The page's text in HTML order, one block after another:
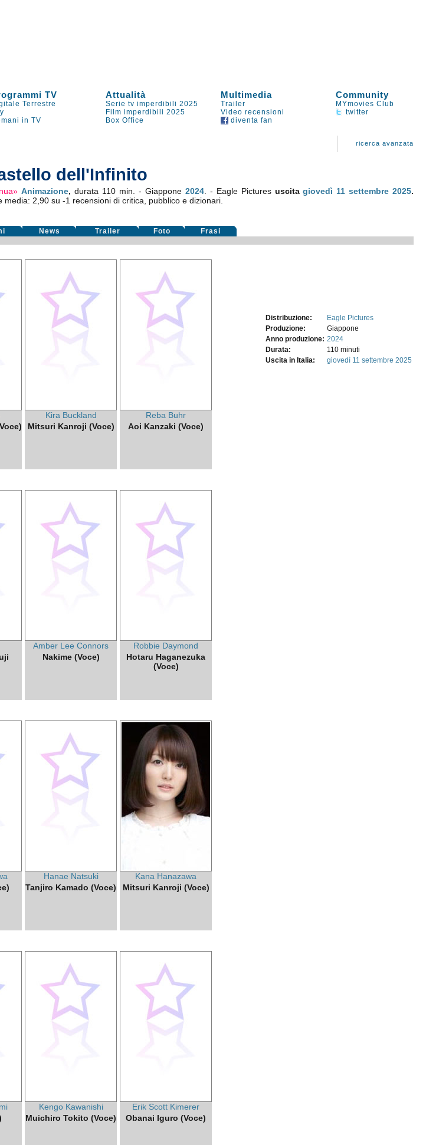
TV Attualità Multimedia Community
Terrestre Serie tv imperdibili 2025 Trailer
MYmovies Club
Film imperdibili 2025 Video recensioni
twitter
in TV Box Office diventa fan
ricerca avanzata
dell'Infinito
Animazione,durata 110 min. - Giappone 2024. - Eagle Pictures uscitagiovedì 11 settembre 2025.
media: 2,90 su -1 recensioni di critica, pubblico e dizionari.
News Trailer Foto Frasi
Distribuzione:
Eagle Pictures
Produzione:
Giappone
Anno produzione: 2024
Durata:
110 minuti
Uscita in Italia:
giovedì 11 settembre 2025
Kira Buckland
Mitsuri Kanroji (Voce)
Reba Buhr
Aoi Kanzaki (Voce)
Amber Lee Connors
Nakime (Voce)
Robbie Daymond
Hotaru Haganezuka
(Voce)
Hanae Natsuki
Tanjiro Kamado (Voce)
Kana Hanazawa
Mitsuri Kanroji (Voce)
Kengo Kawanishi
Muichiro Tokito (Voce)
Erik Scott Kimerer
Obanai Iguro (Voce)